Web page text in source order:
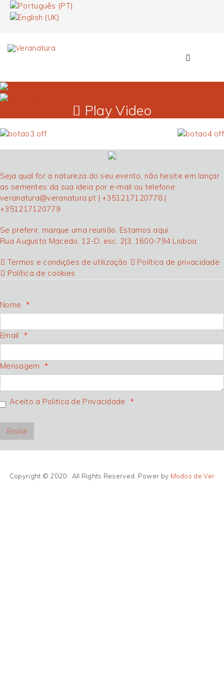
Play Video
Seja qual for a natureza do seu evento, não hesite em lançar
as sementes da sua ideia por e-mail ou telefone:
veranatura@veranatura.pt | +351217120778 |
+351217120779
Se preferir, marque uma reunião. Estamos aqui:
Rua Augusto Macedo, 12-D, esc. 2|3, 1600-794 Lisboa
Termos e condições de utilização
Política de privacidade
Política de cookies
Nome
Email
Mensagem
Aceito a Politica de Privacidade
Copyright © 2020 . All Rights Reserved. Power by Modos de Ver